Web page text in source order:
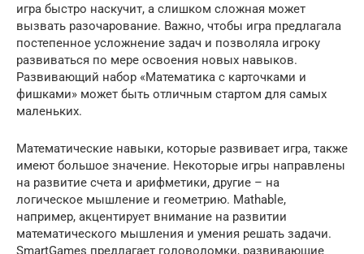
игра быстро наскучит, а слишком сложная может
вызвать разочарование. Важно, чтобы игра предлагала
постепенное усложнение задач и позволяла игроку
развиваться по мере освоения новых навыков.
Развивающий набор «Математика с карточками и
фишками» может быть отличным стартом для самых
маленьких.
Математические навыки, которые развивает игра, также
имеют большое значение. Некоторые игры направлены
на развитие счета и арифметики, другие – на
логическое мышление и геометрию. Mathable,
например, акцентирует внимание на развитии
математического мышления и умения решать задачи.
SmartGames предлагает головоломки, развивающие